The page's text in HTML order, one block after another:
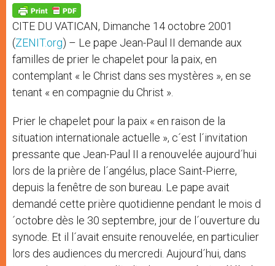
p
p
g
e
r
o
k
CITE DU VATICAN, Dimanche 14 octobre 2001
(ZENIT.org) – Le pape Jean-Paul II demande aux
familles de prier le chapelet pour la paix, en
contemplant « le Christ dans ses mystères », en se
tenant « en compagnie du Christ ».
Prier le chapelet pour la paix « en raison de la
situation internationale actuelle », c´est l´invitation
pressante que Jean-Paul II a renouvelée aujourd´hui
lors de la prière de l´angélus, place Saint-Pierre,
depuis la fenêtre de son bureau. Le pape avait
demandé cette prière quotidienne pendant le mois d
´octobre dès le 30 septembre, jour de l´ouverture du
synode. Et il l´avait ensuite renouvelée, en particulier
lors des audiences du mercredi. Aujourd´hui, dans